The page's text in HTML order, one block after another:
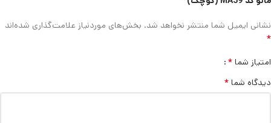
نشانی ایمیل شما منتشر نخواهد شد. بخش‌های موردنیاز علامت‌گذاری شده‌اند
*
امتیاز شما *
دیدگاه شما *